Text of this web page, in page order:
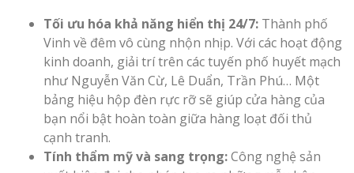
Tối ưu hóa khả năng hiển thị 24/7: Thành phố
Vinh về đêm vô cùng nhộn nhịp. Với các hoạt động
kinh doanh, giải trí trên các tuyến phố huyết mạch
như Nguyễn Văn Cừ, Lê Duẩn, Trần Phú… Một
bảng hiệu hộp đèn rực rỡ sẽ giúp cửa hàng của
bạn nổi bật hoàn toàn giữa hàng loạt đối thủ
cạnh tranh.
Tính thẩm mỹ và sang trọng:Công nghệ sản